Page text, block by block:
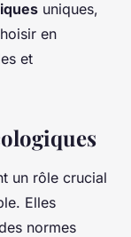
uniques,
en
et
un rôle crucial
Elles
normes